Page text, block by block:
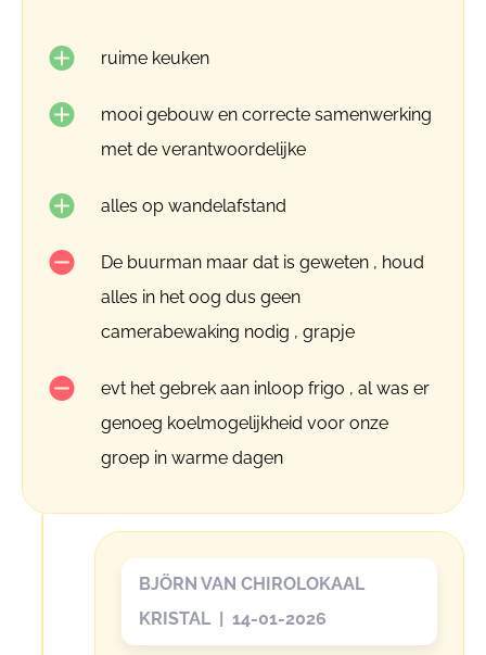
ruime keuken
mooi gebouw en correcte samenwerking
met de verantwoordelijke
alles op wandelafstand
De buurman maar dat is geweten , houd
alles in het oog dus geen
camerabewaking nodig , grapje
evt het gebrek aan inloop frigo , al was er
genoeg koelmogelijkheid voor onze
groep in warme dagen
BJÖRN VAN CHIROLOKAAL
KRISTAL | 14-01-2026